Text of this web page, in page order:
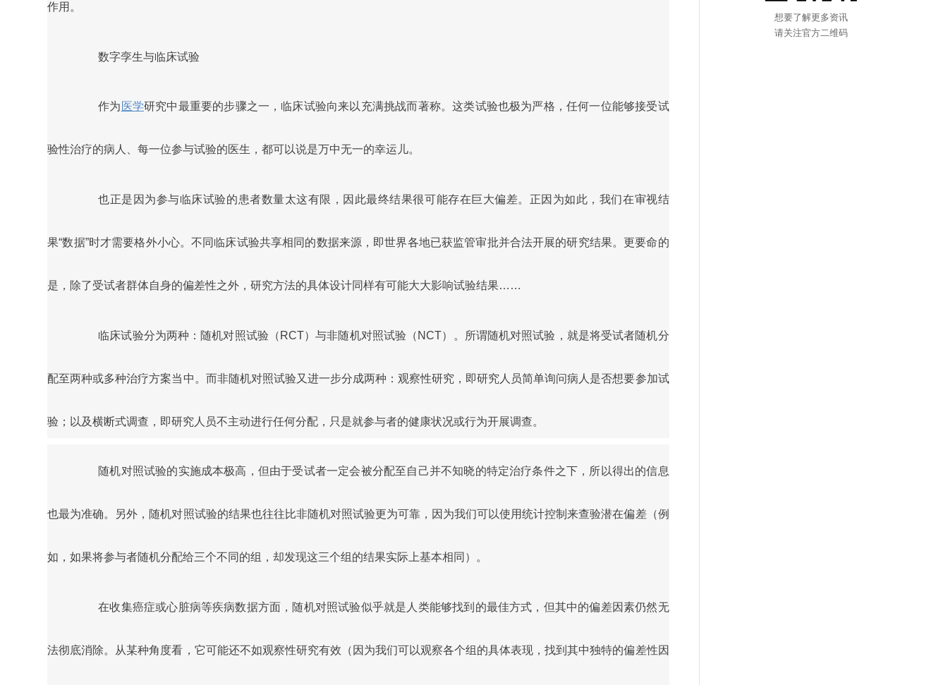
作用。
数字孪生与临床试验
作为 医学研究中最重要的步骤之一，临床试验向来以充满挑战而著称。这类试验也极为严格，任何一位能够接受试
验性治疗的病人、每一位参与试验的医生，都可以说是万中无一的幸运儿。
也正是因为参与临床试验的患者数量太这有限，因此最终结果很可能存在巨大偏差。正因为如此，我们在审视结
果“数据”时才需要格外小心。不同临床试验共享相同的数据来源，即世界各地已获监管审批并合法开展的研究结果。更要命的
是，除了受试者群体自身的偏差性之外，研究方法的具体设计同样有可能大大影响试验结果……
临床试验分为两种：随机对照试验（RCT）与非随机对照试验（NCT）。所谓随机对照试验，就是将受试者随机分
配至两种或多种治疗方案当中。而非随机对照试验又进一步分成两种：观察性研究，即研究人员简单询问病人是否想要参加试
验；以及横断式调查，即研究人员不主动进行任何分配，只是就参与者的健康状况或行为开展调查。
随机对照试验的实施成本极高，但由于受试者一定会被分配至自己并不知晓的特定治疗条件之下，所以得出的信息
也最为准确。另外，随机对照试验的结果也往往比非随机对照试验更为可靠，因为我们可以使用统计控制来查验潜在偏差（例
如，如果将参与者随机分配给三个不同的组，却发现这三个组的结果实际上基本相同）。
在收集癌症或心脏病等疾病数据方面，随机对照试验似乎就是人类能够找到的最佳方式，但其中的偏差因素仍然无
法彻底消除。从某种角度看，它可能还不如观察性研究有效（因为我们可以观察各个组的具体表现，找到其中独特的偏差性因
想要了解更多资讯
请关注官方二维码